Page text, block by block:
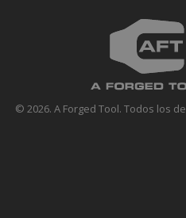
© 2026. A Forged Tool. Todos los